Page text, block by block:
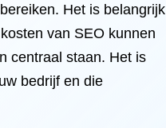
Het is belangrijk
van SEO kunnen
centraal staan. Het is
bedrijf en die